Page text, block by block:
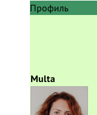
Профиль
Multa